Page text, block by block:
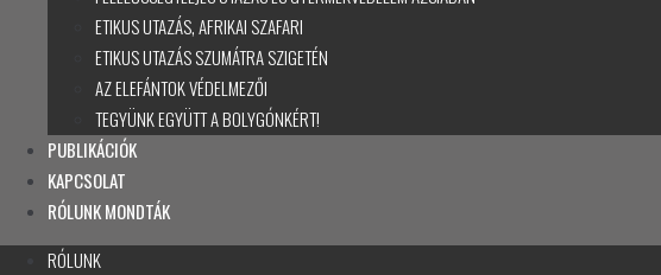
ETIKUS UTAZÁS, AFRIKAI SZAFARI
ETIKUS UTAZÁS SZUMÁTRA SZIGETÉN
AZ ELEFÁNTOK VÉDELMEZŐI
TEGYÜNK EGYÜTT A BOLYGÓNKÉRT!
PUBLIKÁCIÓK
KAPCSOLAT
RÓLUNK MONDTÁK
RÓLUNK